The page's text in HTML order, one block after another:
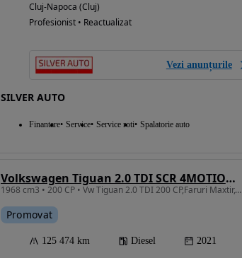
Cluj-Napoca (Cluj)
Profesionist • Reactualizat
Vezi anunțurile
SILVER AUTO
Finantare Service Service roti Spalatorie auto
Volkswagen Tiguan 2.0 TDI SCR 4MOTION DSG Elegance
1968 cm3 • 200 CP • Vw Tiguan 2.0 TDI 200 CP,Faruri Maxtir,GARANTIE 3 ANI,TVA Deductibil
Promovat
125 474 km Diesel 2021